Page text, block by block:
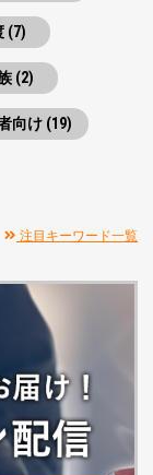
(7)
(2)
向け (19)
注目キーワード一覧